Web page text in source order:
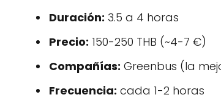
Duración: 3.5 a 4 horas
Precio: 150-250 THB (~4-7 €)
Compañías: Greenbus (la
Frecuencia: cada 1-2 horas